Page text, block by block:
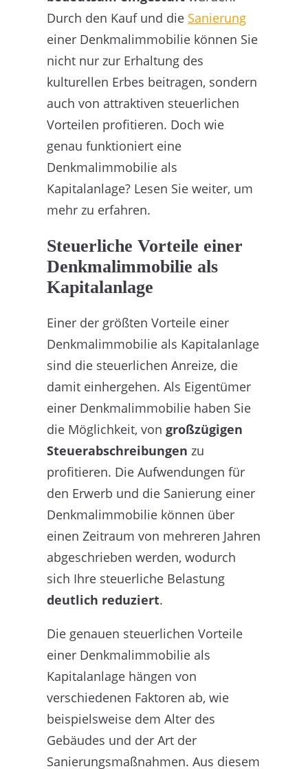
Durch den Kauf und die Sanierung
einer Denkmalimmobilie können Sie
nicht nur zur Erhaltung des
kulturellen Erbes beitragen, sondern
auch von attraktiven steuerlichen
Vorteilen profitieren. Doch wie
genau funktioniert eine
Denkmalimmobilie als
Kapitalanlage? Lesen Sie weiter, um
mehr zu erfahren.
Steuerliche Vorteile einer
Denkmalimmobilie als
Kapitalanlage
Einer der größten Vorteile einer
Denkmalimmobilie als Kapitalanlage
sind die steuerlichen Anreize, die
damit einhergehen. Als Eigentümer
einer Denkmalimmobilie haben Sie
die Möglichkeit, von großzügigen
Steuerabschreibungen zu
profitieren. Die Aufwendungen für
den Erwerb und die Sanierung einer
Denkmalimmobilie können über
einen Zeitraum von mehreren Jahren
abgeschrieben werden, wodurch
sich Ihre steuerliche Belastung
deutlich reduziert.
Die genauen steuerlichen Vorteile
einer Denkmalimmobilie als
Kapitalanlage hängen von
verschiedenen Faktoren ab, wie
beispielsweise dem Alter des
Gebäudes und der Art der
Sanierungsmaßnahmen. Aus diesem